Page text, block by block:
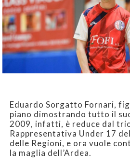
Eduardo Sorgatto Fornari,
piano dimostrando tutto il
2009, infatti, è reduce dal
Rappresentativa Under 17
delle Regioni, e ora vuole
la maglia dell’Ardea.